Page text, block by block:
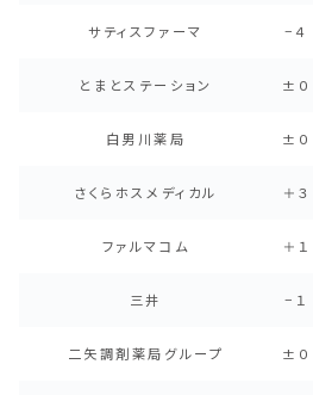
サティスファーマ −４
とまとステーション ±０
白男川薬局 ±０
さくらホスメディカル ＋３
ファルマコム ＋１
三井 −１
二矢調剤薬局グループ ±０